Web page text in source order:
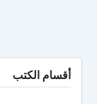
أقسام الكتب